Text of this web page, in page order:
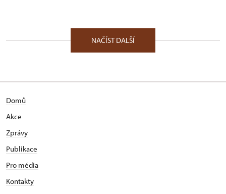
NAČÍST DALŠÍ
Domů
Akce
Zprávy
Publikace
Pro média
Kontakty